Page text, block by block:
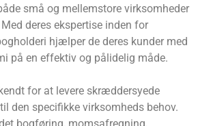
små og mellemstore virksomheder
deres ekspertise inden for
hjælper de deres kunder med
på en effektiv og pålidelig måde.
for at levere skræddersyede
den specifikke virksomheds behov.